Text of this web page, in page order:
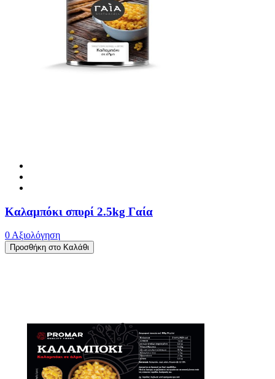
Καλαμπόκι σπυρί 2.5kg Γαία
0 Αξιολόγηση
Προσθήκη στο Καλάθι